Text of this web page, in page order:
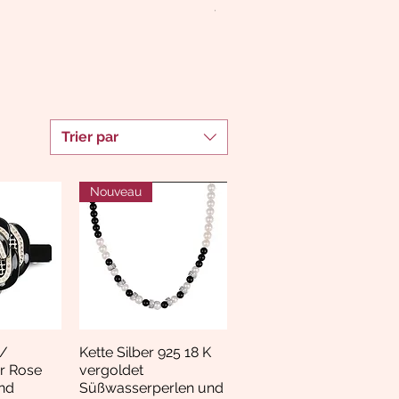
TVA Incluse
Trier par
/
Rose
Aperçu rapide
Nouveau
Kette Silber 925 18 K
vergoldet
Süßwasserperlen und